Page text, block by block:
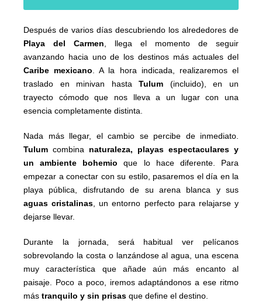
Después de varios días descubriendo los alrededores de
Playa del Carmen , llega el momento de seguir
avanzando hacia uno de los destinos más actuales del
Caribe mexicano . A la hora indicada, realizaremos el
traslado en minivan hastaTulum (incluido), en un
trayecto cómodo que nos lleva a un lugar con una
esencia completamente distinta.
Nada más llegar, el cambio se percibe de inmediato.
Tulum combina naturaleza, playas espectaculares y
un ambiente bohemio que lo hace diferente. Para
empezar a conectar con su estilo, pasaremos el día en la
playa pública, disfrutando de su arena blanca y sus
aguas cristalinas , un entorno perfecto para relajarse y
dejarse llevar.
Durante la jornada, será habitual ver pelícanos
sobrevolando la costa o lanzándose al agua, una escena
muy característica que añade aún más encanto al
paisaje. Poco a poco, iremos adaptándonos a ese ritmo
más tranquilo y sin prisas que define el destino.